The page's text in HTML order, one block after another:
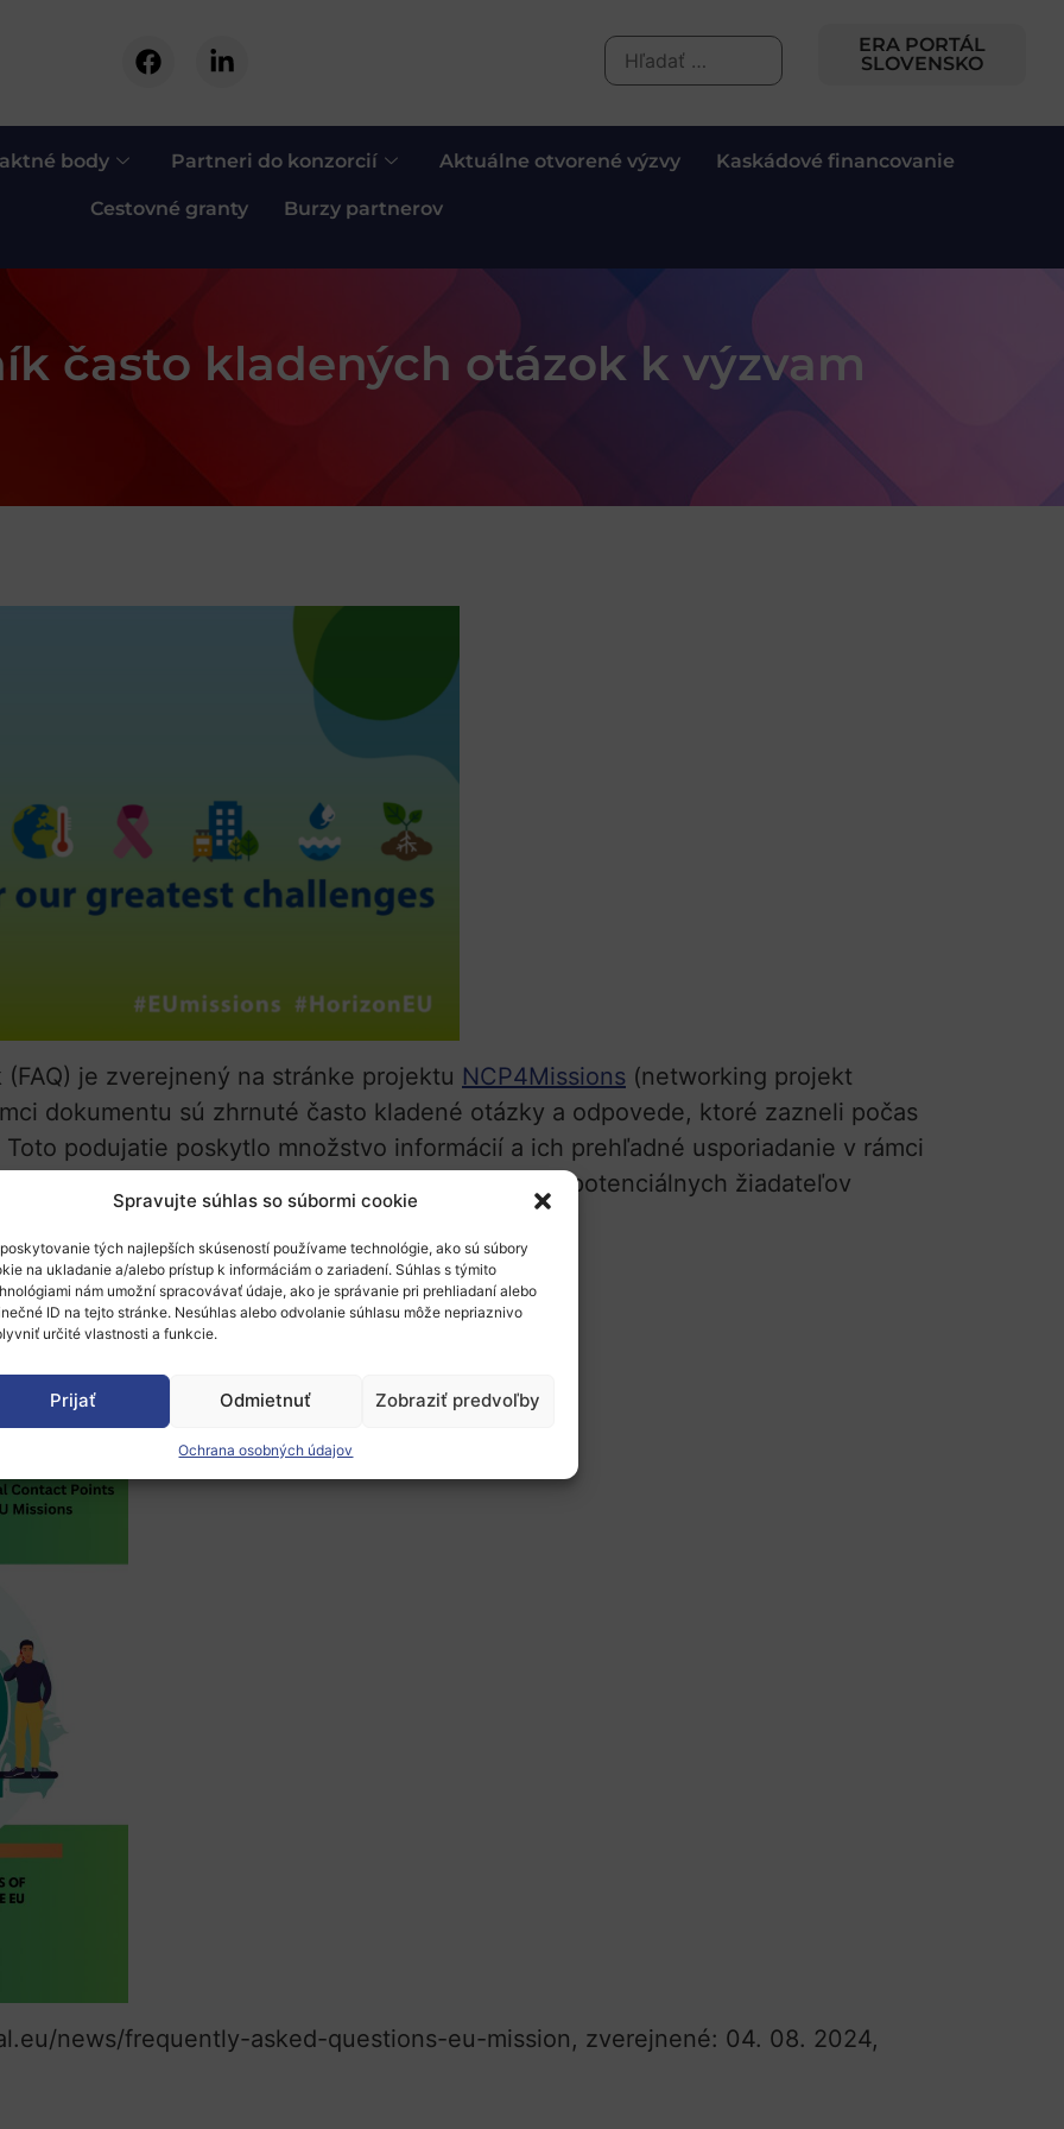
Spravujte súhlas so súbormi cookie
tých najlepších skúseností používame technológie, ako sú súbory
na ukladanie a/alebo prístup k informáciám o zariadení. Súhlas s týmito
nám umožní spracovávať údaje, ako je správanie pri prehliadaní alebo
ID na tejto stránke. Nesúhlas alebo odvolanie súhlasu môže nepriaznivo
určité vlastnosti a funkcie.
Prijať Odmietnuť Zobraziť predvoľby
Ochrana osobných údajov
ERA PORTÁL
SLOVENSKO
body Partneri do konzorcií Aktuálne otvorené výzvy Kaskádové financovanie
Cestovné granty Burzy partnerov
často kladených otázok k výzvam
je zverejnený na stránke projektu NCP4Missions (networking projekt
dokumentu sú zhrnuté často kladené otázky a odpovede, ktoré zazneli počas
Toto podujatie poskytlo množstvo informácií a ich prehľadné usporiadanie v rámci
nielen pre národné kontaktné body, ale i pre potenciálnych žiadateľov
aspektov misijných výziev.
linku:FAQ misie EÚ 2024
NCP
news/frequently-asked-questions-eu-mission, zverejnené: 04. 08. 2024,